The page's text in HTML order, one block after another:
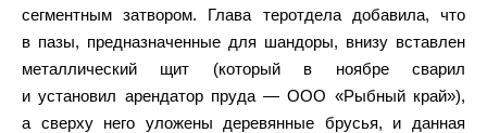
сегментным затвором. Глава теротдела добавила, что
в пазы, предназначенные для шандоры, внизу вставлен
металлический щит (который в ноябре сварил
и установил арендатор пруда — ООО «Рыбный край»),
а сверху него уложены деревянные брусья, и данная